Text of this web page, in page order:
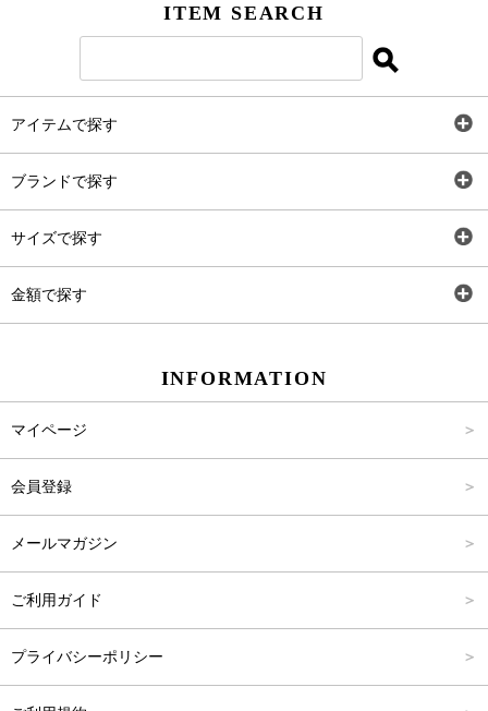
ITEM SEARCH
アイテムで探す
ブランドで探す
サイズで探す
金額で探す
INFORMATION
マイページ
会員登録
メールマガジン
ご利用ガイド
プライバシーポリシー